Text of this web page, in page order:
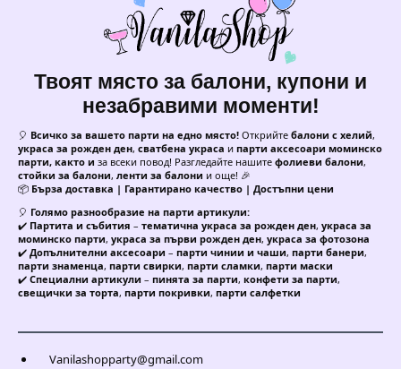
Твоят място за балони, купони и
незабравими моменти!
🎈 Всичко за вашето парти на едно място! Открийте балони с хелий,
украса за рожден ден, сватбена украса и парти аксесоари моминско
парти, както и за всеки повод! Разгледайте нашите фолиеви балони,
стойки за балони, ленти за балони и още! 🎉
📦 Бърза доставка | Гарантирано качество | Достъпни цени
🎈 Голямо разнообразие на парти артикули:
✔️ Партита и събития – тематична украса за рожден ден, украса за
моминско парти, украса за първи рожден ден, украса за фотозона
✔️ Допълнителни аксесоари – парти чинии и чаши, парти банери,
парти знаменца, парти свирки, парти сламки, парти маски
✔️ Специални артикули – пинята за парти, конфети за парти,
свещички за торта, парти покривки, парти салфетки
Vanilashopparty@gmail.com